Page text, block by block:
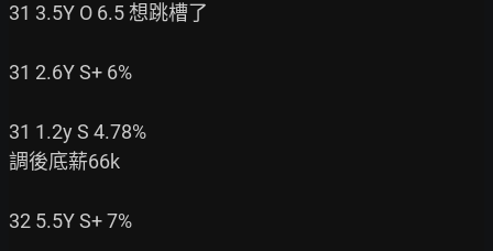
31 3.5Y O 6.5 想跳槽了
31 2.6Y S+ 6%
31 1.2y S 4.78%
調後底薪66k
32 5.5Y S+ 7%